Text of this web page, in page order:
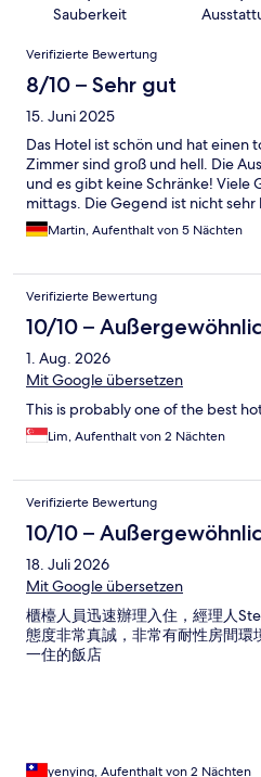
Sauberkeit
Bewertungen
Verifizierte Bewertung
8/10 – Sehr gut
15. Juni 2025
Das Hotel ist schön und hat einen
Zimmer sind groß und hell. Die
und es gibt keine Schränke! Viele
mittags. Die Gegend ist nicht
Martin, Aufenthalt von 5 Nächten
Verifizierte Bewertung
10/10 –
1. Aug. 2026
Mit Google übersetzen
This is probably one of the best
Lim, Aufenthalt von 2 Nächten
Verifizierte Bewertung
10/10 –
18. Juli 2026
Mit Google übersetzen
櫃檯人員迅速辦理入住，經理人
態度非常真誠，非常有耐性房間
一住的飯店
yenying, Aufenthalt von 2 Nächten